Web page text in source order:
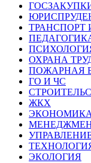
ТРАНСПОРТ
ОХРАНА
ПОЖАРНАЯ
ГО И ЧС
ЖКХ
ЭКОЛОГИЯ